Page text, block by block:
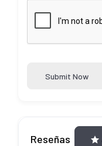
Submit Now
Reseñas